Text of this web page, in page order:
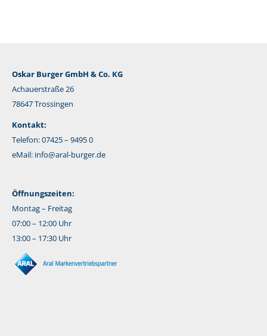
Oskar Burger GmbH & Co. KG
Achauerstraße 26
78647 Trossingen
Kontakt:
Telefon: 07425 – 9495 0
eMail: info@aral-burger.de
Öffnungszeiten:
Montag – Freitag
07:00 – 12:00 Uhr
13:00 – 17:30 Uhr